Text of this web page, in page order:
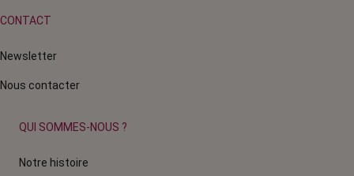
CONTACT
Newsletter
Nous contacter
QUI SOMMES-NOUS ?
Notre histoire